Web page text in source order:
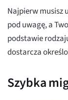
Najpierw musisz
pod uwagę, a
podstawie
dostarcza
Szybka